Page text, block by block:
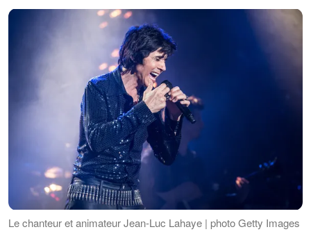
Le chanteur et animateur Jean-Luc Lahaye | photo Getty Images